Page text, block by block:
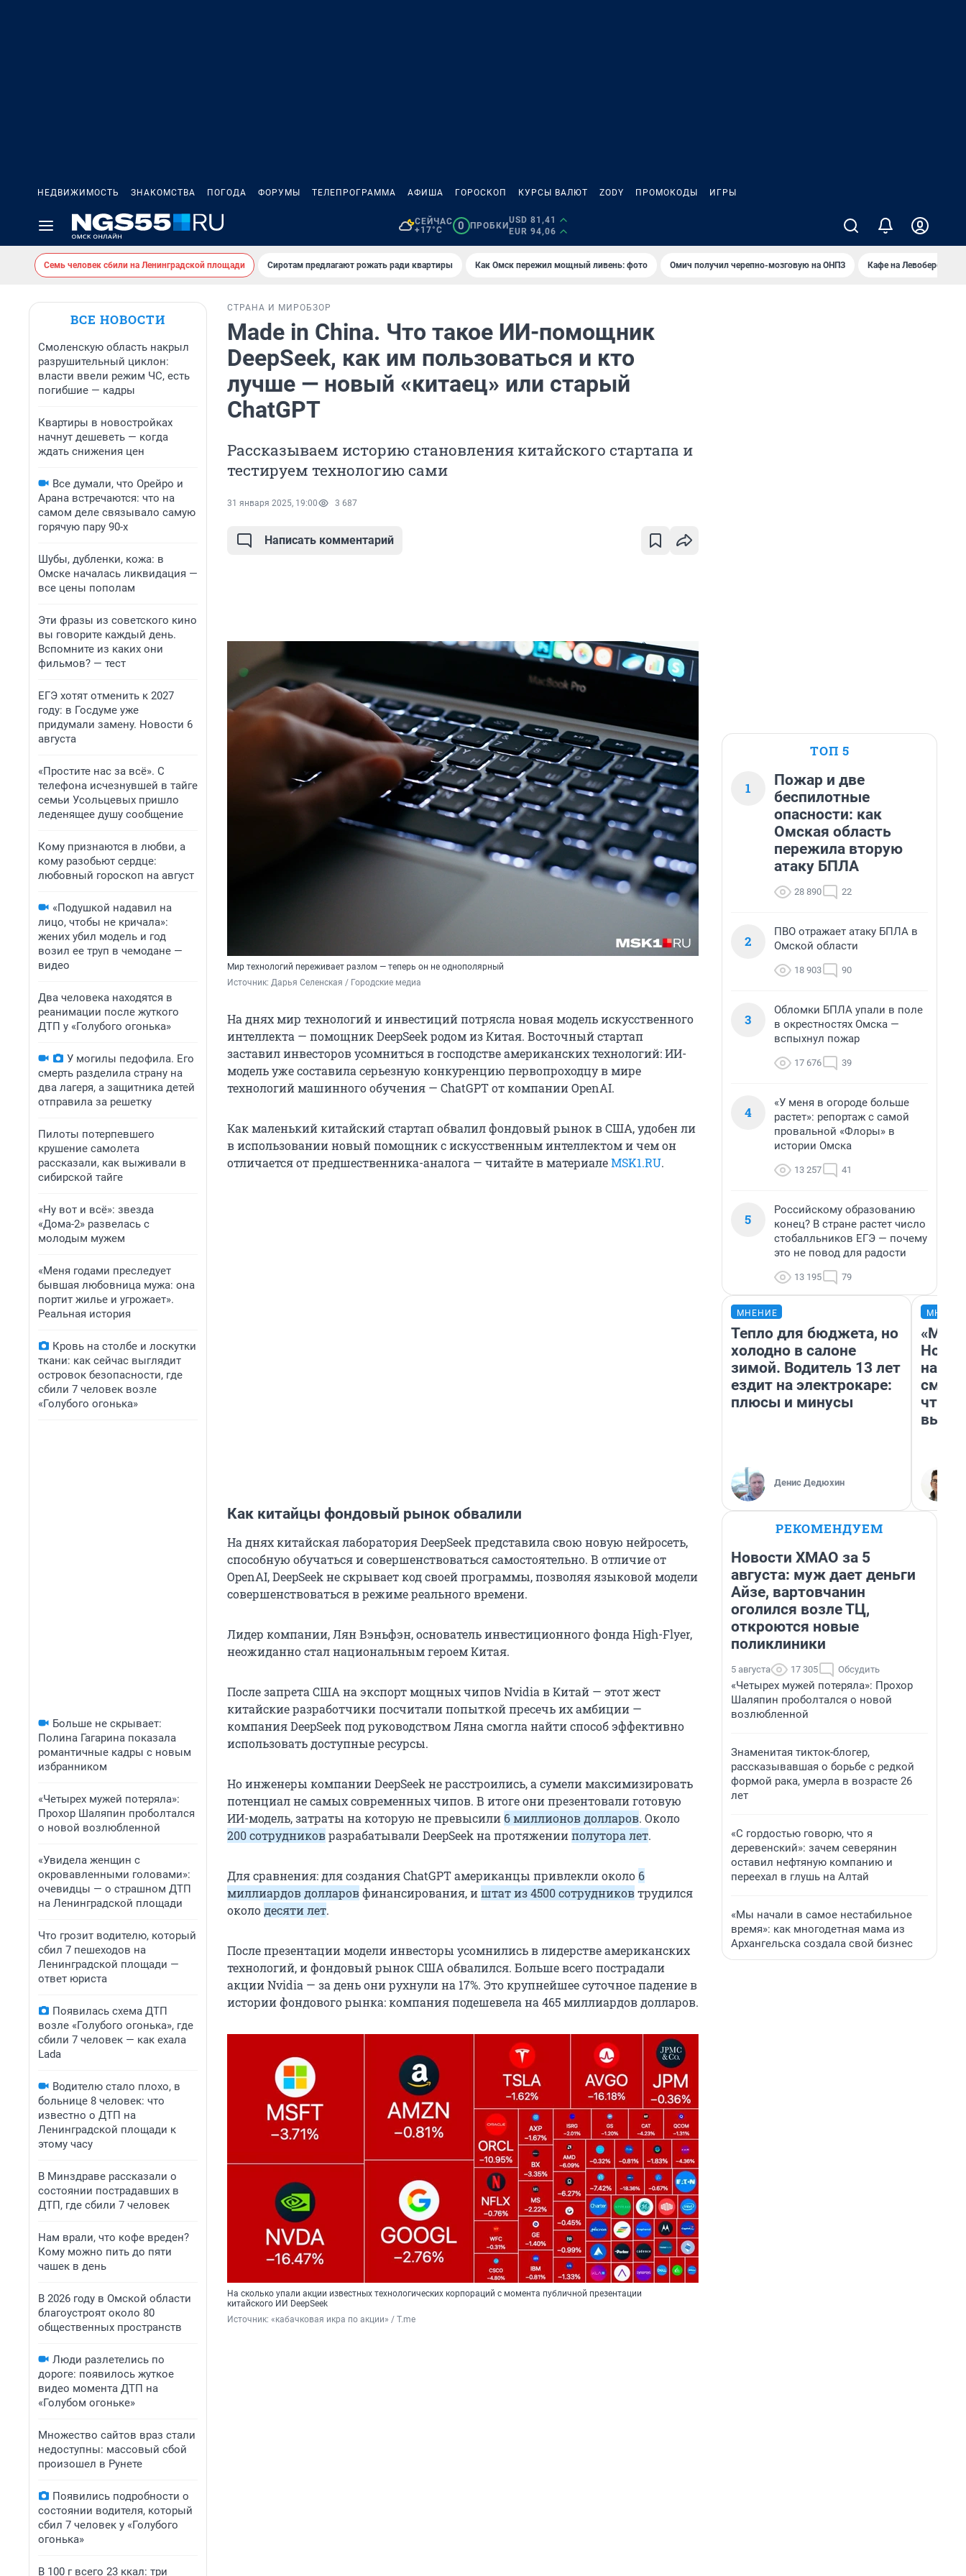
НЕДВИЖИМОСТЬ ЗНАКОМСТВА ПОГОДА ФОРУМЫ ТЕЛЕПРОГРАММА АФИША ГОРОСКОП КУРСЫ ВАЛЮТ ZODY ПРОМОКОДЫ ИГРЫ
СЕЙЧАС
+17°C
0 ПРОБКИ
USD 81,41
EUR 94,06
Семь человек сбили на Ленинградской площади Сиротам предлагают рожать ради квартиры Как Омск пережил мощный ливень: фото Омич получил черепно-мозговую на ОНПЗ Кафе на Левобережье
ВСЕ НОВОСТИ
Смоленскую область накрыл
разрушительный циклон:
власти ввели режим ЧС, есть
погибшие — кадры
Квартиры в новостройках
начнут дешеветь — когда
ждать снижения цен
Все думали, что Орейро и
Арана встречаются: что на
самом деле связывало самую
горячую пару 90-х
Шубы, дубленки, кожа: в
Омске началась ликвидация —
все цены пополам
Эти фразы из советского кино
вы говорите каждый день.
Вспомните из каких они
фильмов? — тест
ЕГЭ хотят отменить к 2027
году: в Госдуме уже
придумали замену. Новости 6
августа
«Простите нас за всё». С
телефона исчезнувшей в тайге
семьи Усольцевых пришло
леденящее душу сообщение
Кому признаются в любви, а
кому разобьют сердце:
любовный гороскоп на август
«Подушкой надавил на
лицо, чтобы не кричала»:
жених убил модель и год
возил ее труп в чемодане —
видео
Два человека находятся в
реанимации после жуткого
ДТП у «Голубого огонька»
У могилы педофила. Его
смерть разделила страну на
два лагеря, а защитника детей
отправила за решетку
Пилоты потерпевшего
крушение самолета
рассказали, как выживали в
сибирской тайге
«Ну вот и всё»: звезда
«Дома-2» развелась с
молодым мужем
«Меня годами преследует
бывшая любовница мужа: она
портит жилье и угрожает».
Реальная история
Кровь на столбе и лоскутки
ткани: как сейчас выглядит
островок безопасности, где
сбили 7 человек возле
«Голубого огонька»
Больше не скрывает:
Полина Гагарина показала
романтичные кадры с новым
избранником
«Четырех мужей потеряла»:
Прохор Шаляпин проболтался
о новой возлюбленной
«Увидела женщин с
окровавленными головами»:
очевидцы — о страшном ДТП
на Ленинградской площади
Что грозит водителю, который
сбил 7 пешеходов на
Ленинградской площади —
ответ юриста
Появилась схема ДТП
возле «Голубого огонька», где
сбили 7 человек — как ехала
Lada
Водителю стало плохо, в
больнице 8 человек: что
известно о ДТП на
Ленинградской площади к
этому часу
В Минздраве рассказали о
состоянии пострадавших в
ДТП, где сбили 7 человек
Нам врали, что кофе вреден?
Кому можно пить до пяти
чашек в день
В 2026 году в Омской области
благоустроят около 80
общественных пространств
Люди разлетелись по
дороге: появилось жуткое
видео момента ДТП на
«Голубом огоньке»
Множество сайтов враз стали
недоступны: массовый сбой
произошел в Рунете
Появились подробности о
состоянии водителя, который
сбил 7 человек у «Голубого
огонька»
В 100 г всего 23 ккал: три
СТРАНА И МИРОБЗОР
Made in China. Что такое ИИ-помощник
DeepSeek, как им пользоваться и кто
лучше — новый «китаец» или старый
ChatGPT
Рассказываем историю становления китайского стартапа и
тестируем технологию сами
31 января 2025, 19:00 3 687
Написать комментарий
Мир технологий переживает разлом — теперь он не однополярный
Источник: Дарья Селенская / Городские медиа
На днях мир технологий и инвестиций потрясла новая модель искусственного
интеллекта — помощник DeepSeek родом из Китая. Восточный стартап
заставил инвесторов усомниться в господстве американских технологий: ИИ-
модель уже составила серьезную конкуренцию первопроходцу в мире
технологий машинного обучения — ChatGPT от компании OpenAI.
Как маленький китайский стартап обвалил фондовый рынок в США, удобен ли
в использовании новый помощник с искусственным интеллектом и чем он
отличается от предшественника-аналога — читайте в материалеMSK1.RU.
Как китайцы фондовый рынок обвалили
На днях китайская лаборатория DeepSeek представила свою новую нейросеть,
способную обучаться и совершенствоваться самостоятельно. В отличие от
OpenAI, DeepSeek не скрывает код своей программы, позволяя языковой модели
совершенствоваться в режиме реального времени.
Лидер компании, Лян Вэньфэн, основатель инвестиционного фонда High-Flyer,
неожиданно стал национальным героем Китая.
После запрета США на экспорт мощных чипов Nvidia в Китай — этот жест
китайские разработчики посчитали попыткой пресечь их амбиции —
компания DeepSeek под руководством Ляна смогла найти способ эффективно
использовать доступные ресурсы.
Но инженеры компании DeepSeek не расстроились, а сумели максимизировать
потенциал не самых современных чипов. В итоге они презентовали готовую
ИИ-модель, затраты на которую не превысили 6 миллионов долларов. Около
200 сотрудниковразрабатывали DeepSeek на протяженииполутора лет.
Для сравнения: для создания ChatGPT американцы привлекли около 6
миллиардов долларовфинансирования, иштат из 4500 сотрудниковтрудился
около десяти лет.
После презентации модели инвесторы усомнились в лидерстве американских
технологий, и фондовый рынок США обвалился. Больше всего пострадали
акции Nvidia — за день они рухнули на 17%. Это крупнейшее суточное падение в
истории фондового рынка: компания подешевела на 465 миллиардов долларов.
На сколько упали акции известных технологических корпораций с момента публичной презентации
китайского ИИ DeepSeek
Источник: «кабачковая икра по акции» / T.me
ТОП 5
1
Пожар и две
беспилотные
опасности: как
Омская область
пережила вторую
атаку БПЛА
28 890 22
2
ПВО отражает атаку БПЛА в
Омской области
18 903 90
3
Обломки БПЛА упали в поле
в окрестностях Омска —
вспыхнул пожар
17 676 39
4
«У меня в огороде больше
растет»: репортаж с самой
провальной «Флоры» в
истории Омска
13 257 41
5
Российскому образованию
конец? В стране растет число
стобалльников ЕГЭ — почему
это не повод для радости
13 195 79
МНЕНИЕ
Тепло для бюджета, но
холодно в салоне
зимой. Водитель 13 лет
ездит на электрокаре:
плюсы и минусы
Денис Дедюхин
«Мы
РЕКОМЕНДУЕМ
Новости ХМАО за 5
августа: муж дает деньги
Айзе, вартовчанин
оголился возле ТЦ,
откроются новые
поликлиники
5 августа 17 305 Обсудить
«Четырех мужей потеряла»: Прохор
Шаляпин проболтался о новой
возлюбленной
Знаменитая тикток-блогер,
рассказывавшая о борьбе с редкой
формой рака, умерла в возрасте 26
лет
«С гордостью говорю, что я
деревенский»: зачем северянин
оставил нефтяную компанию и
переехал в глушь на Алтай
«Мы начали в самое нестабильное
время»: как многодетная мама из
Архангельска создала свой бизнес